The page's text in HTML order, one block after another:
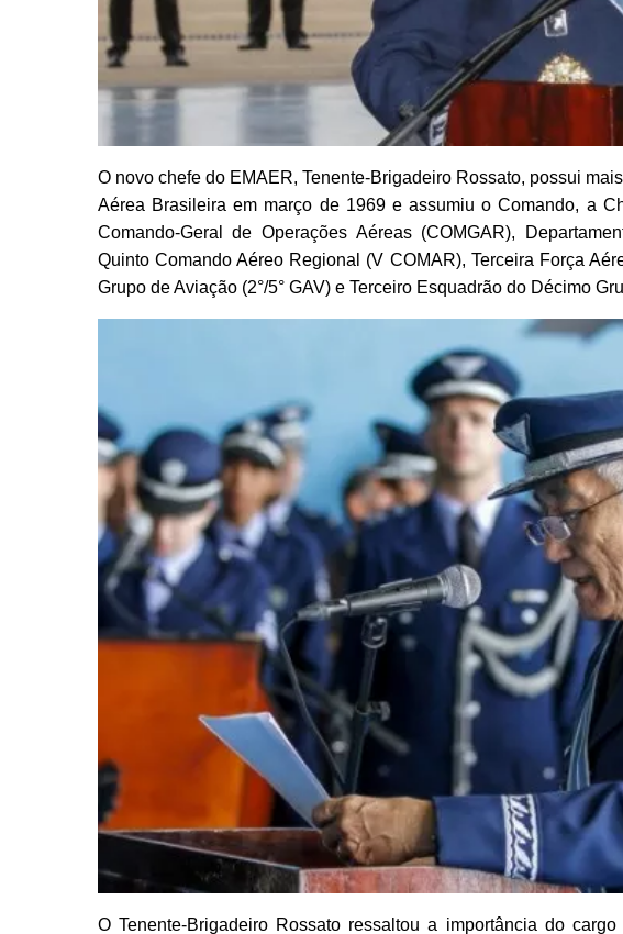
O novo chefe do EMAER, Tenente-Brigadeiro Rossato, possui
Aérea Brasileira em março de 1969 e assumiu o Comando, a
Comando-Geral de Operações Aéreas (COMGAR),
Quinto Comando Aéreo Regional (V COMAR), Terceira Força
Grupo de Aviação (2°/5° GAV) e Terceiro Esquadrão do Décimo
O Tenente-Brigadeiro Rossato ressaltou a importância do